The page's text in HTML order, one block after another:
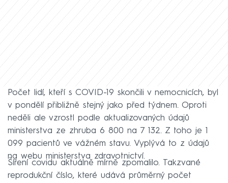
Počet lidí, kteří s COVID-19 skončili v nemocnicích, byl
v pondělí přibližně stejný jako před týdnem. Oproti
neděli ale vzrostl podle aktualizovaných údajů
ministerstva ze zhruba 6 800 na 7 132. Z toho je 1
099 pacientů ve vážném stavu. Vyplývá to z údajů
na webu ministerstva zdravotnictví.
Šíření covidu aktuálně mírně zpomalilo. Takzvané
reprodukční číslo, které udává průměrný počet